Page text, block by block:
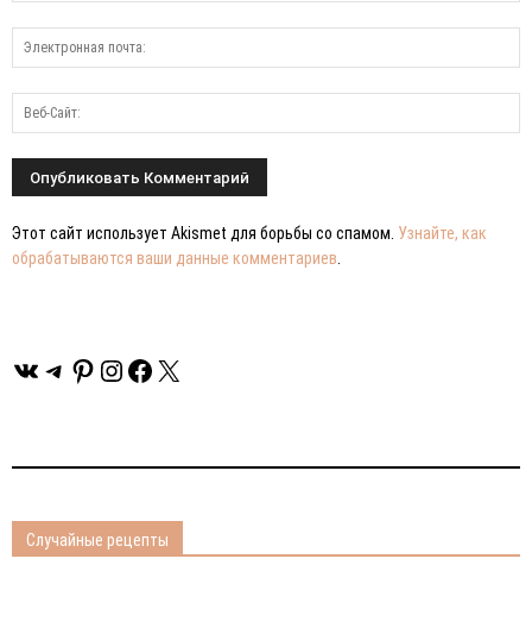
Этот сайт использует Akismet для борьбы со спамом. Узнайте, как
обрабатываются ваши данные комментариев
ВКонтакте
Telegram
Pinterest
Instagram
Facebook
X
Случайные рецепты